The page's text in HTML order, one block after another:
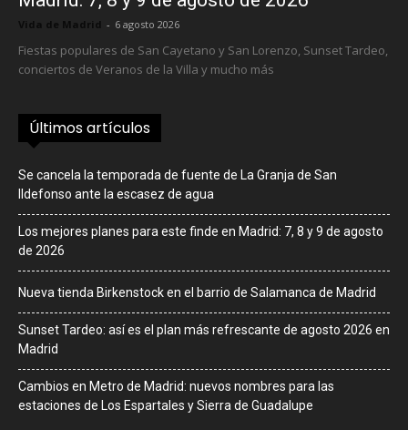
Vida de Madrid - 6 agosto 2026
Fiestas populares de San Cayetano y San Lorenzo, Sunset Tardeo,
conciertos de Veranos de la Villa y mucho más
Últimos artículos
Se cancela la temporada de fuente de La Granja de San
Ildefonso ante la escasez de agua
Los mejores planes para este finde en Madrid: 7, 8 y 9 de agosto
de 2026
Nueva tienda Birkenstock en el barrio de Salamanca de Madrid
Sunset Tardeo: así es el plan más refrescante de agosto 2026 en
Madrid
Cambios en Metro de Madrid: nuevos nombres para las
estaciones de Los Espartales y Sierra de Guadalupe